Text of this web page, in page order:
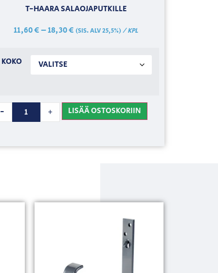
T-HAARA SALAOJAPUTKILLE
11,60€–18,30€ (SIS. ALV 25,5%)/ KPL
KOKO
- + LISÄÄ OSTOSKORIIN